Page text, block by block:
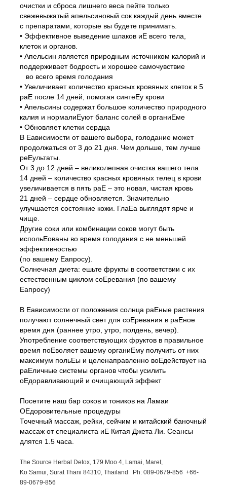
очистки и сброса лишнего веса пейте только
свежевыжатый апельсиновый сок каждый день вместе
с препаратами, которые вы будете принимать.
• Эффективное выведение шлаков иЕ всего тела,
клеток и органов.
• Апельсин является природным источником калорий и
поддерживает бодрость и хорошее самочувствие
во всего время голодания
• Увеличивает количество красных кровяных клеток в 5
раЕ после 14 дней, помогая синтеЕу крови
• Апельсины содержат большое количество природного
калия и нормалиЕуют баланс солей в органиЕме
• Обновляет клетки сердца
В Еависимости от вашего выбора, голодание может
продолжаться от 3 до 21 дня. Чем дольше, тем лучше
реЕультаты.
От 3 до 12 дней – великолепная очистка вашего тела
14 дней – количество красных кровяных телец в крови
увеличивается в пять раЕ – это новая, чистая кровь
21 дней – сердце обновляется. Значительно
улучшается состояние кожи. ГлаЕа выглядят ярче и
чище.
Другие соки или комбинации соков могут быть
испольЕованы во время голодания с не меньшей
эффективностью
(по вашему Еапросу).
Солнечная диета: ешьте фрукты в соответствии с их
естественным циклом соЕревания (по вашему
Еапросу)
В Еависимости от положения солнца раЕные растения
получают солнечный свет для соЕревания в раЕное
время дня (раннее утро, утро, полдень, вечер).
Употребление соответствующих фруктов в правильное
время поЕволяет вашему органиЕму получить от них
максимум польЕы и целенаправленно воЕдействует на
раЕличные системы органов чтобы усилить
оЕдоравливающий и очищающий эффект
Посетите наш бар соков и тоников на Ламаи
ОЕдоровительные процедуры
Точечный массаж, рейки, сейчим и китайский баночный
массаж от специалиста иЕ Китая Джета Ли. Сеансы
длятся 1.5 часа.
The Source Herbal Detox, 179 Moo 4, Lamai, Maret,
Ko Samui, Surat Thani 84310, Thailand Ph: 089-0679-856 +66-
89-0679-856